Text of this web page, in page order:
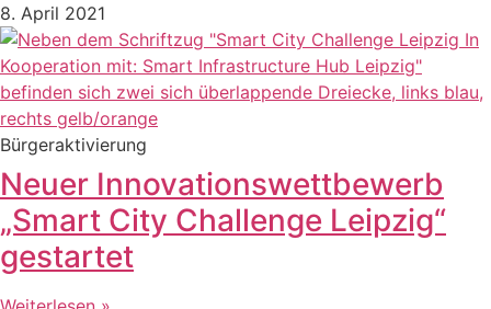
8. April 2021
Bürgeraktivierung
Neuer Innovationswettbewerb
„Smart City Challenge Leipzig“
gestartet